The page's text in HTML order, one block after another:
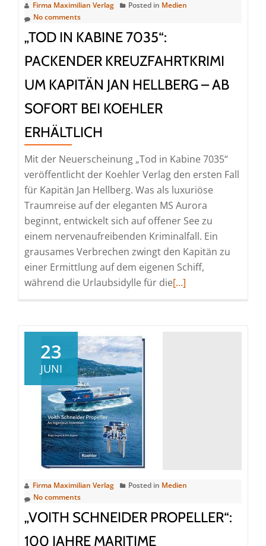
Firma Maximilian Verlag Posted in Medien
No comments
„TOD IN KABINE 7035“:
PACKENDER KREUZFAHRTKRIMI
UM KAPITÄN JAN HELLBERG – AB
SOFORT BEI KOEHLER
ERHÄLTLICH
Mit der Neuerscheinung „Tod in Kabine 7035“
veröffentlicht der Koehler Verlag den ersten Fall
für Kapitän Jan Hellberg. Was als luxuriöse
Traumreise auf der eleganten MS Aurora
beginnt, entwickelt sich auf offener See zu
einem nervenaufreibenden Kriminalfall. Ein
grausames Verbrechen zwingt den Kapitän zu
einer Ermittlung auf dem eigenen Schiff,
während die Urlaubsidylle für dieRead
–
sofort
[…]
23
JUNI
Firma Maximilian Verlag Posted in Medien
No comments
„VOITH SCHNEIDER PROPELLER“:
100 JAHRE MARITIME